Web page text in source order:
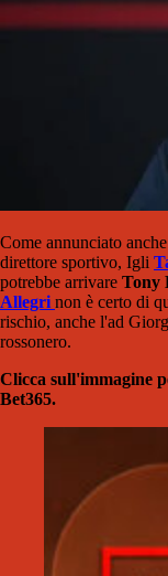
Come annunciato
direttore sportivo, Igli
potrebbe arrivare Tony
Allegri non è certo di
rischio, anche l'ad
rossonero.
Clicca sull'immagine
Bet365.